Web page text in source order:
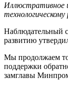
Иллюстративное
Наблюдательный
развитию
Мы продолжаем
поддержки
замглавы